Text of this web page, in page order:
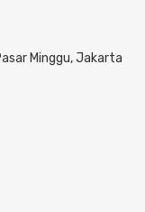
Minggu, Jakarta